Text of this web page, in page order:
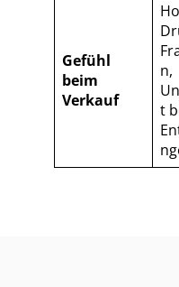
Gefühl
beim
Verkauf
n,
t